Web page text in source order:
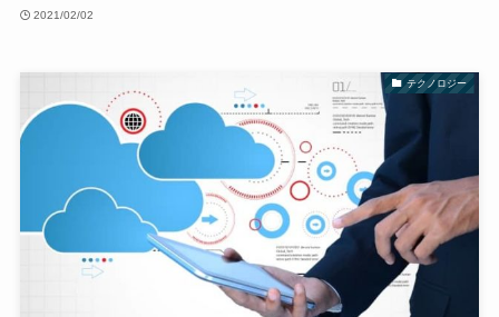
2021/02/02
テクノロジー